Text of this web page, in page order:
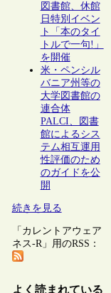
図書館、休館
日特別イベン
ト「本のタイ
トルで一句!」
を開催
米・ペンシル
バニア州等の
大学図書館の
連合体
PALCI、図書
館によるシス
テム相互運用
性評価のため
のガイドを公
開
続きを見る
「カレントアウェア
ネス-R」用のRSS：
よく読まれている